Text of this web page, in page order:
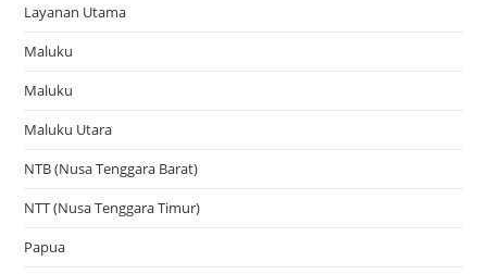
Layanan Utama
Maluku
Maluku
Maluku Utara
NTB (Nusa Tenggara Barat)
NTT (Nusa Tenggara Timur)
Papua